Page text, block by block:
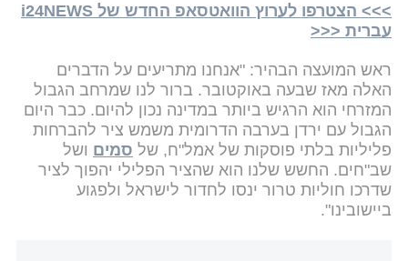
>>> הצטרפו לערוץ הוואטסאפ החדש של i24NEWS
עברית <<<
ראש המועצה הבהיר: "אנחנו מתריעים על הדברים
האלה מאז שבעה באוקטובר. ברור לנו שמרחב הגבול
המזרחי הוא הרגיש ביותר במדינה נכון להיום. כבר היום
הגבול עם ירדן בערבה הדרומית משמש ציר להברחות
פליליות בלתי פוסקות של אמל"ח, של סמים ושל
שב"חים. החשש שלנו הוא שהציר הפלילי יהפוך לציר
שדרכו חוליות טרור ינסו לחדור לישראל ולפגוע
ביישובינו".